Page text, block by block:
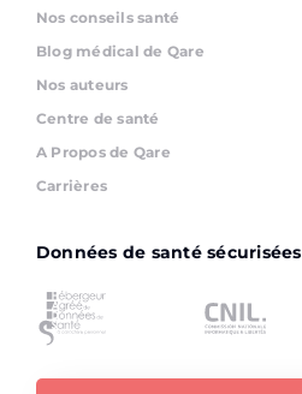
Nos conseils santé
Blog médical de Qare
Nos auteurs
Centre de santé
A Propos de Qare
Carrières
Données de santé sécurisées